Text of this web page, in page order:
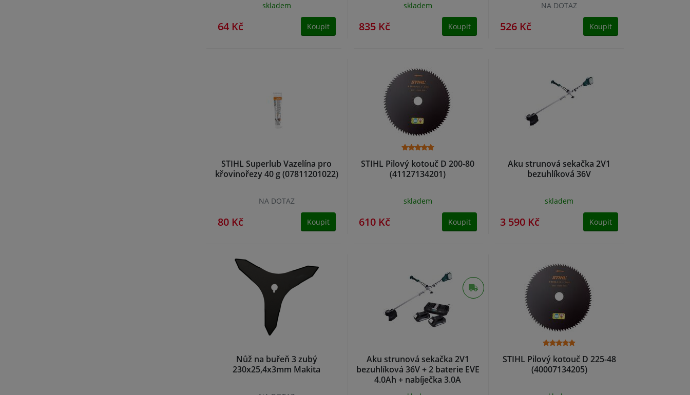
skladem
64 Kč Koupit
skladem
835 Kč Koupit
NA DOTAZ
526 Kč Koupit
STIHL Superlub Vazelína pro
křovinořezy 40 g (07811201022)
NA DOTAZ
80 Kč Koupit
STIHL Pilový kotouč D 200-80
(41127134201)
skladem
610 Kč Koupit
Aku strunová sekačka 2V1
bezuhlíková 36V
skladem
3 590 Kč Koupit
Nůž na buřeň 3 zubý
230x25,4x3mm Makita
Aku strunová sekačka 2V1
bezuhlíková 36V + 2 baterie EVE
4.0Ah + nabíječka 3.0A
STIHL Pilový kotouč D 225-48
(40007134205)